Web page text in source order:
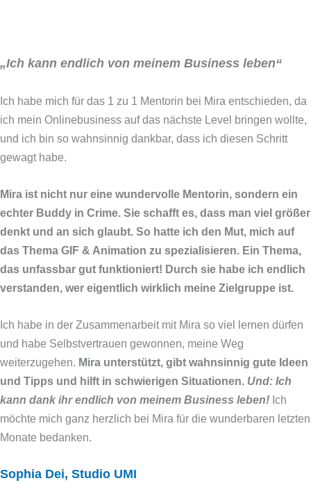
„Ich kann endlich von meinem Business leben“
Ich habe mich für das 1 zu 1 Mentorin bei Mira entschieden, da
ich mein Onlinebusiness auf das nächste Level bringen wollte,
und ich bin so wahnsinnig dankbar, dass ich diesen Schritt
gewagt habe.
Mira ist nicht nur eine wundervolle Mentorin, sondern ein
echter Buddy in Crime. Sie schafft es, dass man viel größer
denkt und an sich glaubt. So hatte ich den Mut, mich auf
das Thema GIF & Animation zu spezialisieren. Ein Thema,
das unfassbar gut funktioniert! Durch sie habe ich endlich
verstanden, wer eigentlich wirklich meine Zielgruppe ist.
Ich habe in der Zusammenarbeit mit Mira so viel lernen dürfen
und habe Selbstvertrauen gewonnen, meine Weg
weiterzugehen. Mira unterstützt, gibt wahnsinnig gute Ideen
und Tipps und hilft in schwierigen Situationen. Und: Ich
kann dank ihr endlich von meinem Business leben! Ich
möchte mich ganz herzlich bei Mira für die wunderbaren letzten
Monate bedanken.
Sophia Dei, Studio UMI